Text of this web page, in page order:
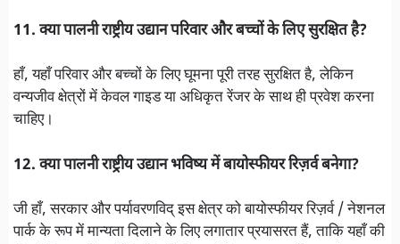
11. क्या पालनी राष्ट्रीय उद्यान परिवार और बच्चों के लिए सुरक्षित है?
हाँ, यहाँ परिवार और बच्चों के लिए घूमना पूरी तरह सुरक्षित है, लेकिन
वन्यजीव क्षेत्रों में केवल गाइड या अधिकृत रेंजर के साथ ही प्रवेश करना
चाहिए।
12. क्या पालनी राष्ट्रीय उद्यान भविष्य में बायोस्फीयर रिज़र्व बनेगा?
जी हाँ, सरकार और पर्यावरणविद् इस क्षेत्र को बायोस्फीयर रिज़र्व / नेशनल
पार्क के रूप में मान्यता दिलाने के लिए लगातार प्रयासरत हैं, ताकि यहाँ की